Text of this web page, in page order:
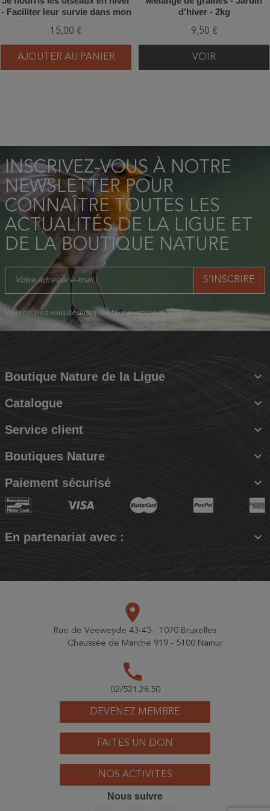
- Faciliter leur survie dans mon
15,00 €
AJOUTER AU PANIER
d'hiver - 2kg
9,50 €
VOIR
INSCRIVEZ-VOUS À NOTRE
NEWSLETTER POUR
CONNAÎTRE TOUTES LES
ACTUALITÉS DE LA LIGUE ET
DE LA BOUTIQUE NATURE
Vous pouvez vous désinscrire à tout moment.
Boutique Nature de la Ligue 
Catalogue 
Service client 
Boutiques Nature 
Paiement sécurisé 
En partenariat avec : 
DEVENEZ MEMBRE
FAITES UN DON
NOS ACTIVITÉS
place
Rue de Veeweyde 43-45 - 1070 Bruxelles
Chaussée de Marche 919 - 5100 Namur
call
02/521.28.50
Nous suivre